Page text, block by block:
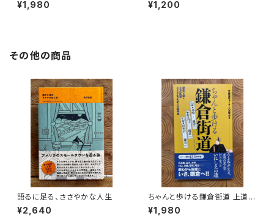
を旅する
¥1,980 ¥1,200
その他の商品
語るに足る、ささやかな人生
¥2,640
ちゃんと歩ける鎌倉街道 上道・
中道・下道
¥1,980